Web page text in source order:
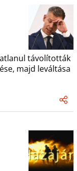
távolították
majd leváltása